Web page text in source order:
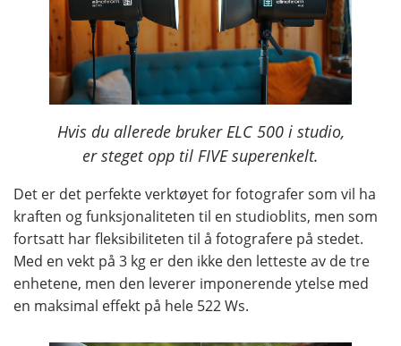
Hvis du allerede bruker ELC 500 i studio,
er steget opp til FIVE superenkelt.
Det er det perfekte verktøyet for fotografer som vil ha
kraften og funksjonaliteten til en studioblits, men som
fortsatt har fleksibiliteten til å fotografere på stedet.
Med en vekt på 3 kg er den ikke den letteste av de tre
enhetene, men den leverer imponerende ytelse med
en maksimal effekt på hele 522 Ws.